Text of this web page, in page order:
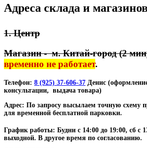
Адреса склада и
1. Центр
Магазин - м. Китай-город (2
временно не работает.
Телефон: 8 (925) 37-606-37 Денис (
консультации, выдача товара)
Адрес: По запросу высылаем точную схему
для временной бесплатной парковки.
График работы: Будни с 14:00 до 19:00, сб с
выходной. В другое время по согласованию.